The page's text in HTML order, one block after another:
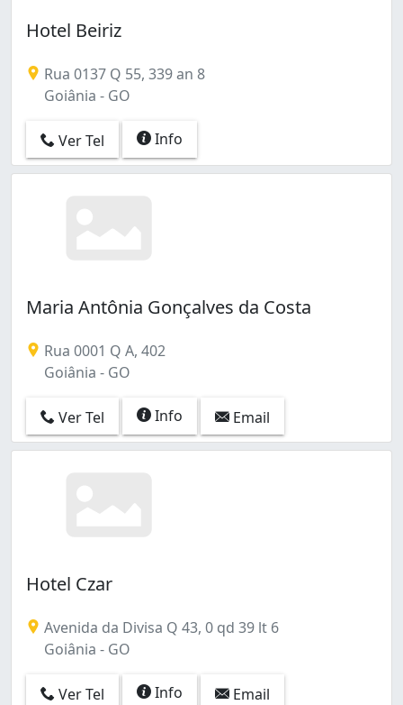
Hotel Beiriz
Rua 0137 Q 55, 339 an 8
Goiânia - GO
Ver Tel Info
Maria Antônia Gonçalves da Costa
Rua 0001 Q A, 402
Goiânia - GO
Ver Tel Info Email
Hotel Czar
Avenida da Divisa Q 43, 0 qd 39 lt 6
Goiânia - GO
Ver Tel Info Email